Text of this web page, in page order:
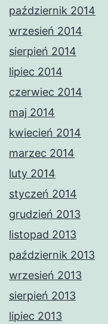
październik 2014
wrzesień 2014
sierpień 2014
lipiec 2014
czerwiec 2014
maj 2014
kwiecień 2014
marzec 2014
luty 2014
styczeń 2014
grudzień 2013
listopad 2013
październik 2013
wrzesień 2013
sierpień 2013
lipiec 2013